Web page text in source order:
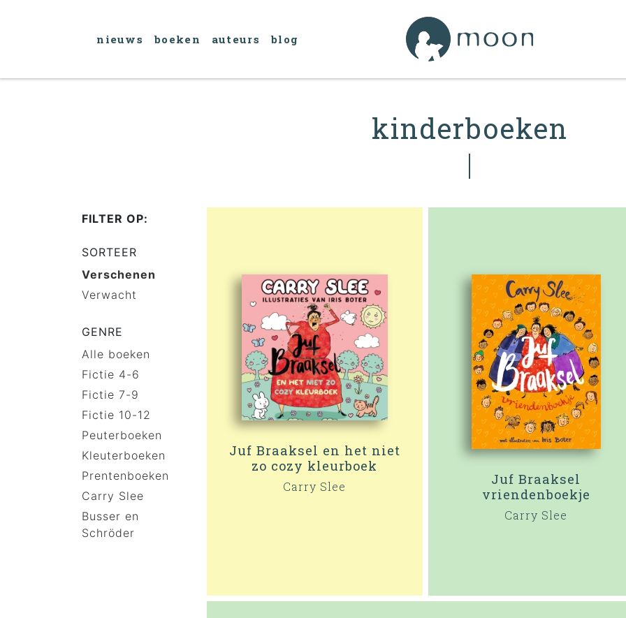
nieuws boeken auteurs blog
kinderboeken
FILTER OP:
SORTEER
Verschenen
Verwacht
GENRE
Alle boeken
Fictie 4-6
Fictie 7-9
Fictie 10-12
Peuterboeken
Kleuterboeken
Prentenboeken
Carry Slee
Busser en
Schröder
Juf Braaksel en het niet
zo cozy kleurboek
Carry Slee
Juf Braaksel
vriendenboekje
Carry Slee